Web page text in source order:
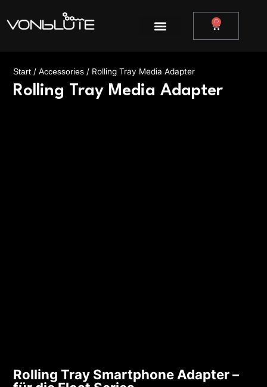
Inhalt
springen
0
Start /Accessories / Rolling Tray Media Adapter
Rolling Tray Media Adapter
Rolling Tray Smartphone Adapter –